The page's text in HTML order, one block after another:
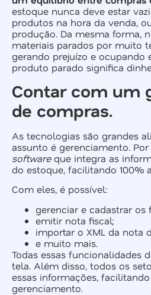
estoque nunca deve estar
produtos na hora da venda,
produção. Da mesma forma,
materiais parados por muito
gerando prejuízo e ocupando
produto parado significa
Contar com um
de compras.
As tecnologias são grandes
assunto é gerenciamento.
softwareque integra as
do estoque, facilitando 100%
Com eles, é possível:
gerenciar e cadastrar os
emitir nota fiscal;
importar o XML da nota
e muito mais.
Todas essas funcionalidades
tela. Além disso, todos os
essas informações,
gerenciamento.